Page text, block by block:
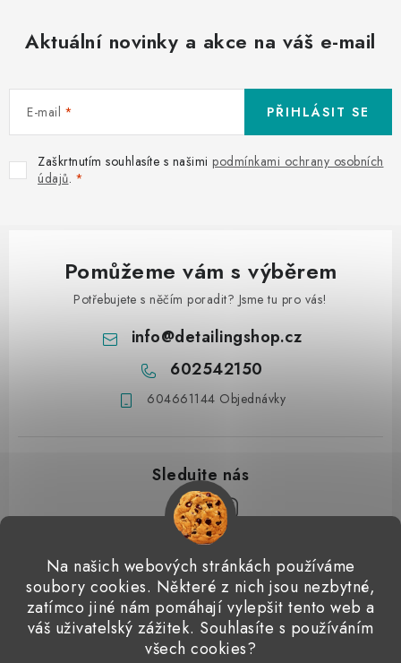
Na našich webových stránkách používáme
soubory cookies. Některé z nich jsou nezbytné,
zatímco jiné nám pomáhají vylepšit tento web a
váš uživatelský zážitek. Souhlasíte s používáním
všech cookies?
Aktuální novinky a akce na váš e-mail
E-mail
Zaškrtnutím souhlasíte s našimi podmínkami ochrany osobních
údajů.
PŘIHLÁSIT SE
Pomůžeme vám s výběrem
Potřebujete s něčím poradit? Jsme tu pro vás!
info@detailingshop.cz
602542150
604661144 Objednávky
Přijímáme online platby
Detailingclub Dodo Juice Gyeon Quartz ValetPRO
Microfiber Madness